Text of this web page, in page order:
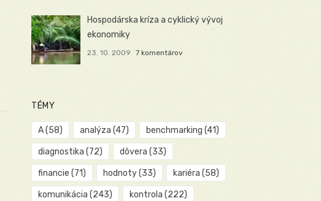
Hospodárska kríza a cyklický vývoj
ekonomiky
23. 10. 2009 7 komentárov
TÉMY
A(58) analýza (47) benchmarking (41)
diagnostika (72) dôvera (33)
financie (71) hodnoty(33) kariéra (58)
komunikácia (243) kontrola (222)